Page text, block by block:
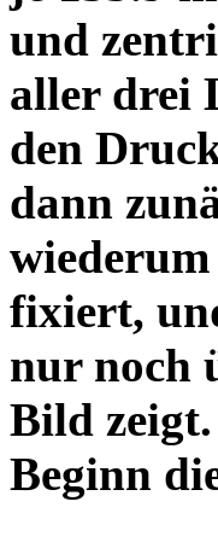
und
aller drei
den
dann
fixiert,
nur noch
Bild
Beginn